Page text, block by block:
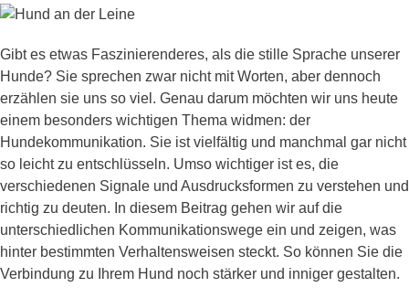
Gibt es etwas Faszinierenderes, als die stille Sprache unserer
Hunde? Sie sprechen zwar nicht mit Worten, aber dennoch
erzählen sie uns so viel. Genau darum möchten wir uns heute
einem besonders wichtigen Thema widmen: der
Hundekommunikation. Sie ist vielfältig und manchmal gar nicht
so leicht zu entschlüsseln. Umso wichtiger ist es, die
verschiedenen Signale und Ausdrucksformen zu verstehen und
richtig zu deuten. In diesem Beitrag gehen wir auf die
unterschiedlichen Kommunikationswege ein und zeigen, was
hinter bestimmten Verhaltensweisen steckt. So können Sie die
Verbindung zu Ihrem Hund noch stärker und inniger gestalten.